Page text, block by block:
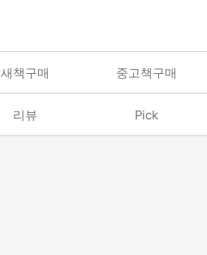
새책구매 중고책구매
리뷰 Pick